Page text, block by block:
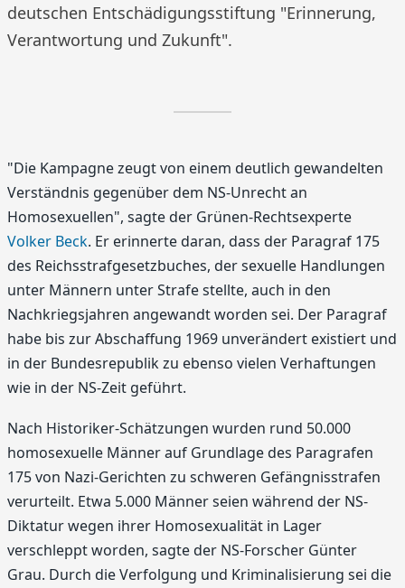
deutschen Entschädigungsstiftung "Erinnerung,
Verantwortung und Zukunft".
"Die Kampagne zeugt von einem deutlich gewandelten
Verständnis gegenüber dem NS-Unrecht an
Homosexuellen", sagte der Grünen-Rechtsexperte
Volker Beck. Er erinnerte daran, dass der Paragraf 175
des Reichsstrafgesetzbuches, der sexuelle Handlungen
unter Männern unter Strafe stellte, auch in den
Nachkriegsjahren angewandt worden sei. Der Paragraf
habe bis zur Abschaffung 1969 unverändert existiert und
in der Bundesrepublik zu ebenso vielen Verhaftungen
wie in der NS-Zeit geführt.
Nach Historiker-Schätzungen wurden rund 50.000
homosexuelle Männer auf Grundlage des Paragrafen
175 von Nazi-Gerichten zu schweren Gefängnisstrafen
verurteilt. Etwa 5.000 Männer seien während der NS-
Diktatur wegen ihrer Homosexualität in Lager
verschleppt worden, sagte der NS-Forscher Günter
Grau. Durch die Verfolgung und Kriminalisierung sei die